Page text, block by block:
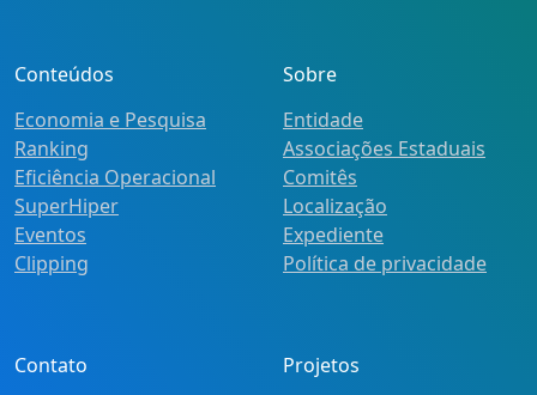
Conteúdos
Economia e Pesquisa
Ranking
Eficiência Operacional
SuperHiper
Eventos
Clipping
Sobre
Entidade
Associações Estaduais
Comitês
Localização
Expediente
Política de privacidade
Contato
Projetos